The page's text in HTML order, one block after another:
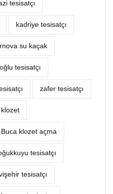
tesisatçı
kadriye tesisatçı
su kaçak
tesisatçı
zafer tesisatçı
Buca klozet açma
tesisatçı
tesisatçı